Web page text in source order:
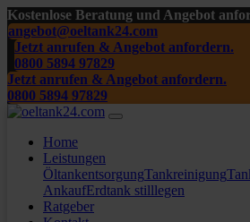
Kostenlose Beratung und Angebot
angebot@oeltank24.com
Jetzt anrufen & Angebot anfordern.
0800 5894 97829
Jetzt anrufen & Angebot anfordern.
0800 5894 97829
Home
Leistungen
ÖltankentsorgungTankreinigung
AnkaufErdtank stilllegen
Ratgeber